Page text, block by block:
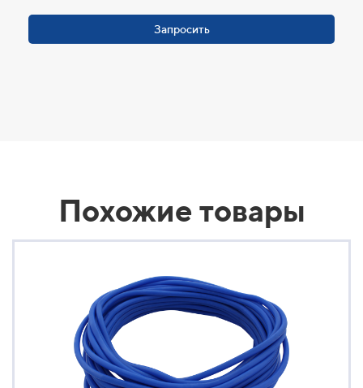
Запросить
Похожие товары